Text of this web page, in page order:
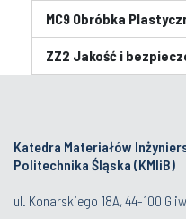
MC9 Obróbka
ZZ2 Jakość i
Katedra Materiałów
Politechnika Śląska (KMIiB)
ul. Konarskiego 18A, 44-100